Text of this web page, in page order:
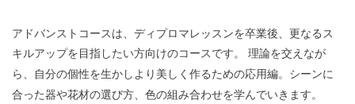
アドバンストコースは、ディプロマレッスンを卒業後、更なるス
キルアップを目指したい方向けのコースです。 理論を交えなが
ら、自分の個性を生かしより美しく作るための応用編。 シーンに
合った器や花材の選び方、色の組み合わせを学んでいきます。